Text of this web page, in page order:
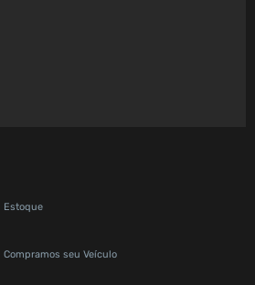
Estoque
Compramos seu Veículo